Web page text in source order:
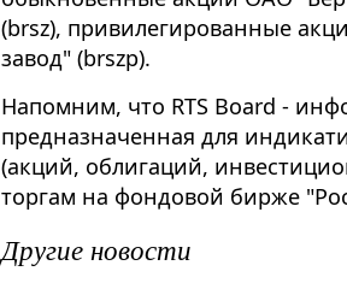
(brsz), привилегированные
завод" (brszp).
Напомним, что RTS Board -
предназначенная для
(акций, облигаций,
торгам на фондовой бирже
Другие новости